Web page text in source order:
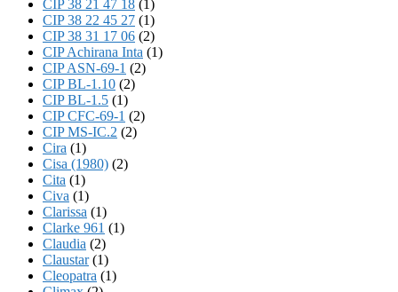
CIP 38 21 47 18 (1)
CIP 38 22 45 27 (1)
CIP 38 31 17 06 (2)
CIP Achirana Inta (1)
CIP ASN-69-1 (2)
CIP BL-1.10 (2)
CIP BL-1.5 (1)
CIP CFC-69-1 (2)
CIP MS-IC.2 (2)
Cira (1)
Cisa (1980) (2)
Cita (1)
Civa (1)
Clarissa (1)
Clarke 961 (1)
Claudia (2)
Claustar(1)
Cleopatra (1)